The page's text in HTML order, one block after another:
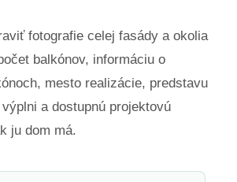
fotografie celej fasády a okolia
balkónov, informáciu o
mesto realizácie, predstavu
a dostupnú projektovú
ju dom má.